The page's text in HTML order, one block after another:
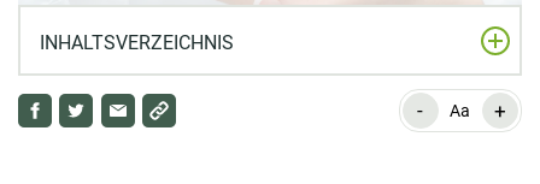
INHALTSVERZEICHNIS
Führt eine Herzmuskelentzündung zu Narben?
- Aa +